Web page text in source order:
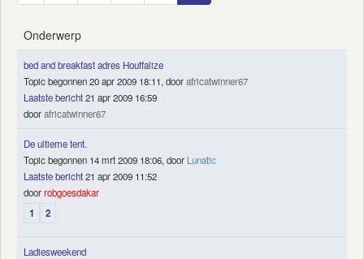
Onderwerp
bed and breakfast adres Houffalize
Topic begonnen 20 apr 2009 18:11, doorafricatwinner67
Laatste bericht21 apr 2009 16:59
doorafricatwinner67
De ultieme tent.
Topic begonnen 14 mrt 2009 18:06, door Lunatic
Laatste bericht21 apr 2009 11:52
doorrobgoesdakar
1 2
Ladiesweekend